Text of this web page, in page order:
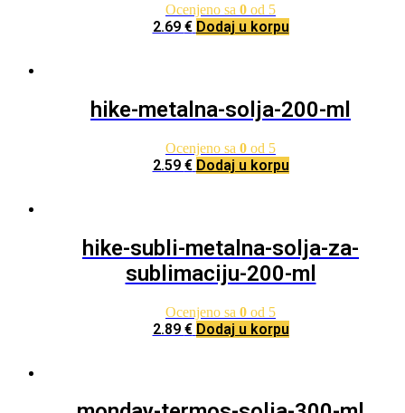
Ocenjeno sa 0 od 5
2.69 € Dodaj u korpu
hike-metalna-solja-200-ml
Ocenjeno sa 0 od 5
2.59 € Dodaj u korpu
hike-subli-metalna-solja-za-
sublimaciju-200-ml
Ocenjeno sa 0 od 5
2.89 € Dodaj u korpu